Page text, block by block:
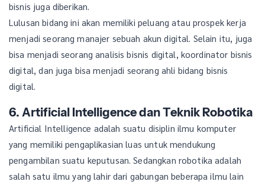
bisnis juga diberikan.
Lulusan bidang ini akan memiliki peluang atau prospek kerja
menjadi seorang manajer sebuah akun digital. Selain itu, juga
bisa menjadi seorang analisis bisnis digital, koordinator bisnis
digital, dan juga bisa menjadi seorang ahli bidang bisnis
digital.
6. Artificial Intelligence dan Teknik Robotika
Artificial Intelligence adalah suatu disiplin ilmu komputer
yang memiliki pengaplikasian luas untuk mendukung
pengambilan suatu keputusan. Sedangkan robotika adalah
salah satu ilmu yang lahir dari gabungan beberapa ilmu lain